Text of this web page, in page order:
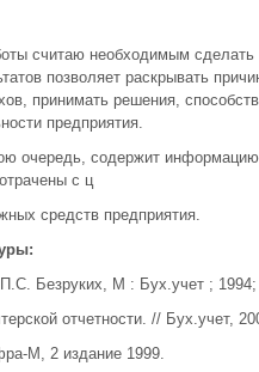
считаю необходимым
позволяет раскрывать
принимать решения,
предприятия.
очередь, содержит
с ц
средств предприятия.
Безруких, М : Бух.учет ; 1994;
отчетности. // Бух.учет,
М, 2 издание 1999.